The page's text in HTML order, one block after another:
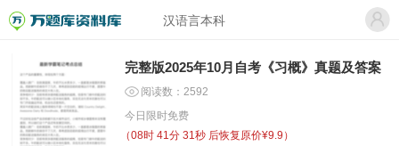
汉语言本科
完整版2025年10月自考《习概》真题及答案
阅读数：2592
今日限时免费
（08时 41分 30秒 后恢复原价¥9.9）